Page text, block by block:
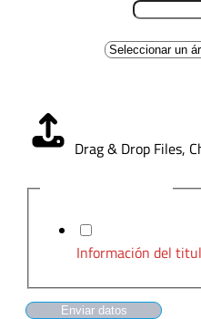
Drag & Drop Files,
Información del
Enviar datos